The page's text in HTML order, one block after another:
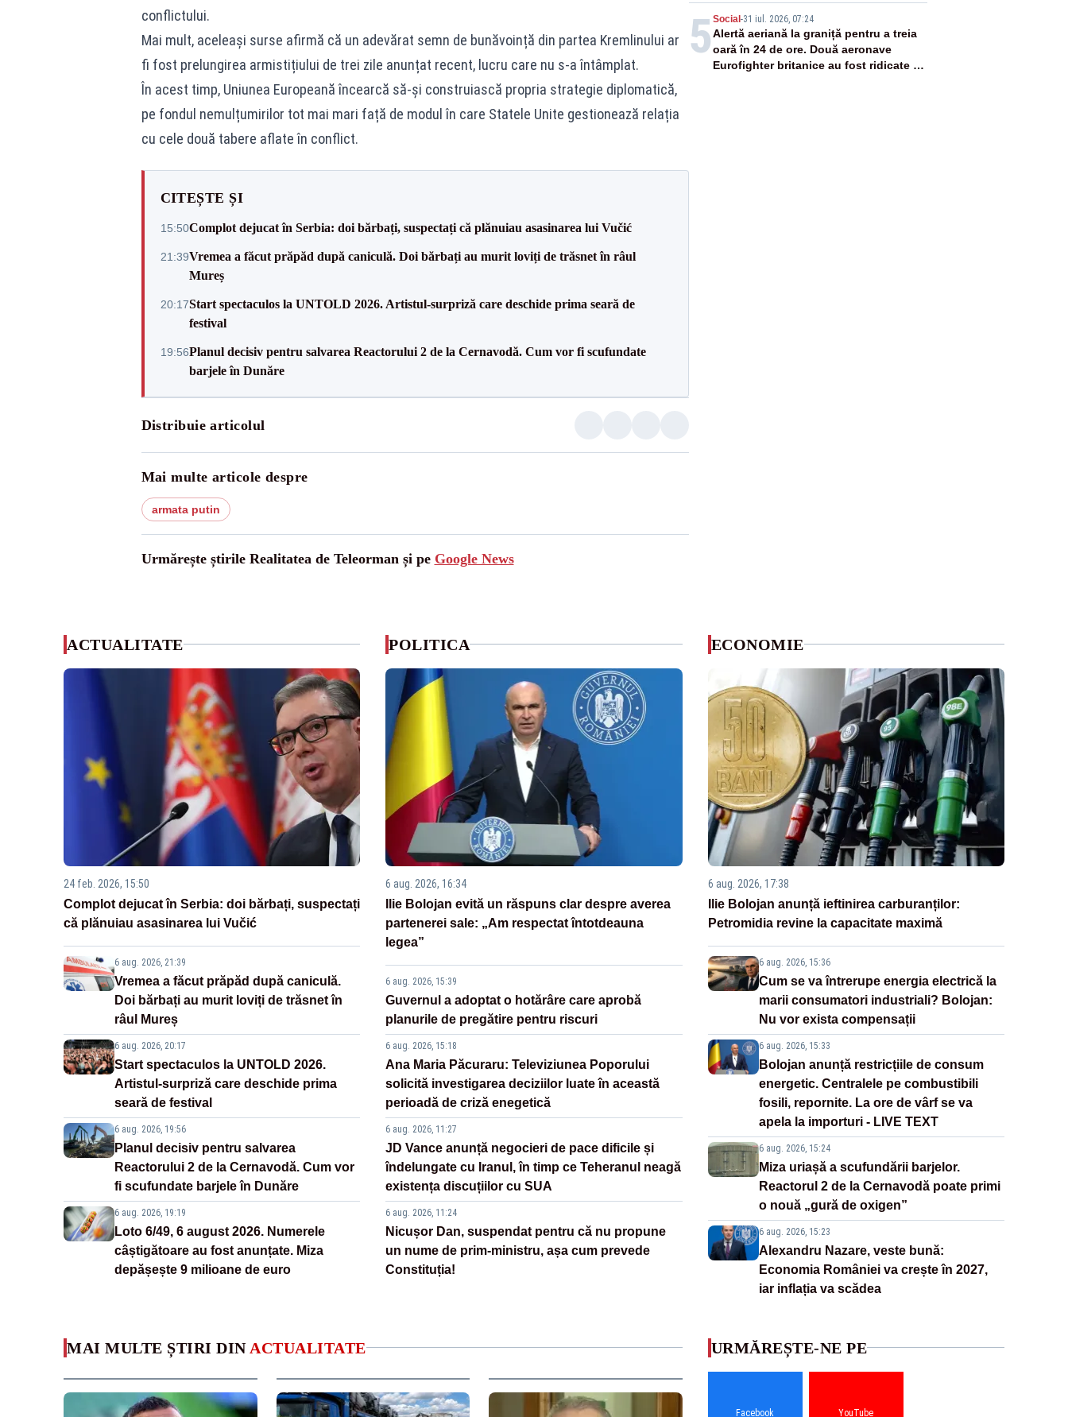
conflictului.
Mai mult, aceleași surse afirmă că un adevărat semn de bunăvoință din partea Kremlinului ar
fi fost prelungirea armistițiului de trei zile anunțat recent, lucru care nu s-a întâmplat.
În acest timp, Uniunea Europeană încearcă să-și construiască propria strategie diplomatică,
pe fondul nemulțumirilor tot mai mari față de modul în care Statele Unite gestionează relația
cu cele două tabere aflate în conflict.
CITEȘTE ȘI
15:50Complot dejucat în Serbia: doi bărbați, suspectați că plănuiau asasinarea lui Vučić
21:39Vremea a făcut prăpăd după caniculă. Doi bărbați au murit loviți de trăsnet în râul
Mureș
20:17Start spectaculos la UNTOLD 2026. Artistul-surpriză care deschide prima seară de
festival
19:56Planul decisiv pentru salvarea Reactorului 2 de la Cernavodă. Cum vor fi scufundate
barjele în Dunăre
Distribuie articolul
Mai multe articole despre
armata putin
Urmărește știrile Realitatea de Teleorman și pe Google News
5 Social-31 iul. 2026, 07:24
Alertă aeriană la graniță pentru a treia
oară în 24 de ore. Două aeronave
Eurofighter britanice au fost ridicate de
ACTUALITATE
24 feb. 2026, 15:50
Complot dejucat în Serbia: doi bărbați, suspectați
că plănuiau asasinarea lui Vučić
6 aug. 2026, 21:39
Vremea a făcut prăpăd după caniculă.
Doi bărbați au murit loviți de trăsnet în
râul Mureș
6 aug. 2026, 20:17
Start spectaculos la UNTOLD 2026.
Artistul-surpriză care deschide prima
seară de festival
6 aug. 2026, 19:56
Planul decisiv pentru salvarea
Reactorului 2 de la Cernavodă. Cum vor
fi scufundate barjele în Dunăre
6 aug. 2026, 19:19
Loto 6/49, 6 august 2026. Numerele
câștigătoare au fost anunțate. Miza
depășește 9 milioane de euro
POLITICA
6 aug. 2026, 16:34
Ilie Bolojan evită un răspuns clar despre averea
partenerei sale: „Am respectat întotdeauna
legea”
6 aug. 2026, 15:39
Guvernul a adoptat o hotărâre care aprobă
planurile de pregătire pentru riscuri
6 aug. 2026, 15:18
Ana Maria Păcuraru: Televiziunea Poporului
solicită investigarea deciziilor luate în această
perioadă de criză enegetică
6 aug. 2026, 11:27
JD Vance anunță negocieri de pace dificile și
îndelungate cu Iranul, în timp ce Teheranul neagă
existența discuțiilor cu SUA
6 aug. 2026, 11:24
Nicușor Dan, suspendat pentru că nu propune
un nume de prim-ministru, așa cum prevede
Constituția!
ECONOMIE
6 aug. 2026, 17:38
Ilie Bolojan anunță ieftinirea carburanților:
Petromidia revine la capacitate maximă
6 aug. 2026, 15:36
Cum se va întrerupe energia electrică la
marii consumatori industriali? Bolojan:
Nu vor exista compensații
6 aug. 2026, 15:33
Bolojan anunță restricțiile de consum
energetic. Centralele pe combustibili
fosili, repornite. La ore de vârf se va
apela la importuri - LIVE TEXT
6 aug. 2026, 15:24
Miza uriașă a scufundării barjelor.
Reactorul 2 de la Cernavodă poate primi
o nouă „gură de oxigen”
6 aug. 2026, 15:23
Alexandru Nazare, veste bună:
Economia României va crește în 2027,
iar inflația va scădea
MAI MULTE ȘTIRI DIN ACTUALITATE URMĂREȘTE-NE PE
Facebook YouTube